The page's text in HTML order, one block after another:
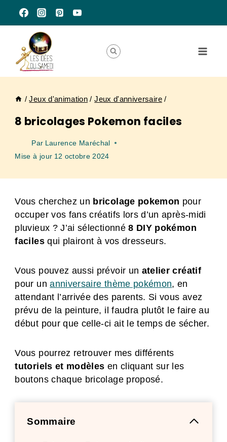
contenu
/ Jeux d'animation / Jeux d'anniversaire /
8 bricolages Pokemon faciles
Par Laurence Maréchal
Mise à jour 12 octobre 2024
Vous cherchez un bricolage pokemon pour
occuper vos fans créatifs lors d’un après-midi
pluvieux ? J’ai sélectionné8 DIY pokémon
facilesqui plairont à vos dresseurs.
Vous pouvez aussi prévoir un atelier créatif
pour unanniversaire thème pokémon, en
attendant l’arrivée des parents. Si vous avez
prévu de la peinture, il faudra plutôt le faire au
début pour que celle-ci ait le temps de sécher.
Vous pourrez retrouver mes différents
tutoriels et modèles en cliquant sur les
boutons chaque bricolage proposé.
Sommaire